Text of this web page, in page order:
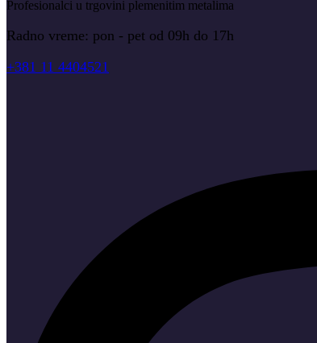
Profesionalci u trgovini plemenitim metalima
Radno vreme: pon - pet od 09h do 17h
+381 11 4404521